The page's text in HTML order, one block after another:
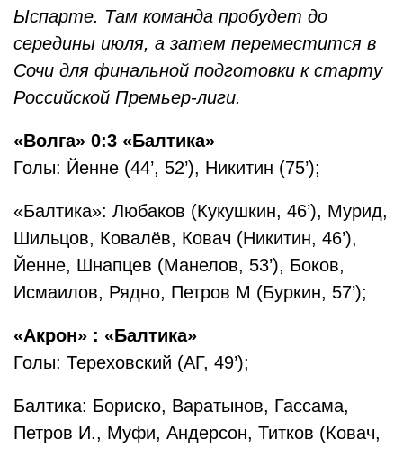
Ыспарте. Там команда пробудет до
середины июля, а затем переместится в
Сочи для финальной подготовки к старту
Российской Премьер-лиги.
«Волга» 0:3 «Балтика»
Голы: Йенне (44’, 52’), Никитин (75’);
«Балтика»: Любаков (Кукушкин, 46’), Мурид,
Шильцов, Ковалёв, Ковач (Никитин, 46’),
Йенне, Шнапцев (Манелов, 53’), Боков,
Исмаилов, Рядно, Петров М (Буркин, 57’);
«Акрон» : «Балтика»
Голы: Тереховский (АГ, 49’);
Балтика: Бориско, Варатынов, Гассама,
Петров И., Муфи, Андерсон, Титков (Ковач,